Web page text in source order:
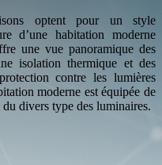
optent pour un style
d’une habitation moderne
une vue panoramique des
isolation thermique et des
contre les lumières
moderne est équipée de
divers type des luminaires.